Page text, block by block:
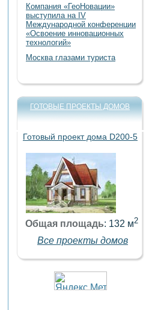
Компания «ГеоНовации»
выступила на IV
Международной конференции
«Освоение инновационных
технологий»
Москва глазами туриста
ГОТОВЫЕ ПРОЕКТЫ ДОМОВ
Готовый проект дома D200-5
Общая площадь: 132 м2
Все проекты домов